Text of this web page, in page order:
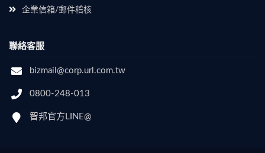
企業信箱/郵件稽核
聯絡客服
bizmail@corp.url.com.tw
0800-248-013
智邦官方LINE@